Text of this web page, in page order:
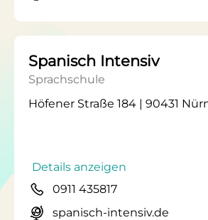
Spanisch Intensiv
Sprachschule
Höfener Straße 184 | 90431
Details anzeigen
0911 435817
spanisch-intensiv.de